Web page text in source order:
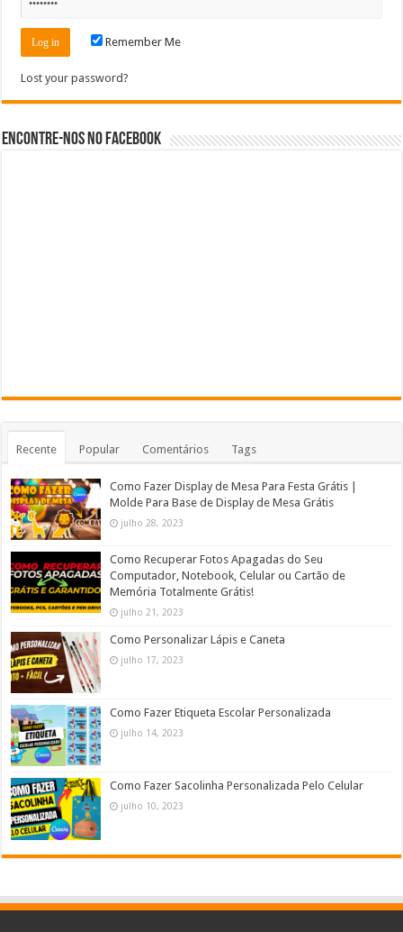
Remember Me
Lost your password?
Encontre-nos no Facebook
Recente Popular Comentários Tags
Como Fazer Display de Mesa Para Festa Grátis |
Molde Para Base de Display de Mesa Grátis
julho 28, 2023
Como Recuperar Fotos Apagadas do Seu
Computador, Notebook, Celular ou Cartão de
Memória Totalmente Grátis!
julho 21, 2023
Como Personalizar Lápis e Caneta
julho 17, 2023
Como Fazer Etiqueta Escolar Personalizada
julho 14, 2023
Como Fazer Sacolinha Personalizada Pelo Celular
julho 10, 2023